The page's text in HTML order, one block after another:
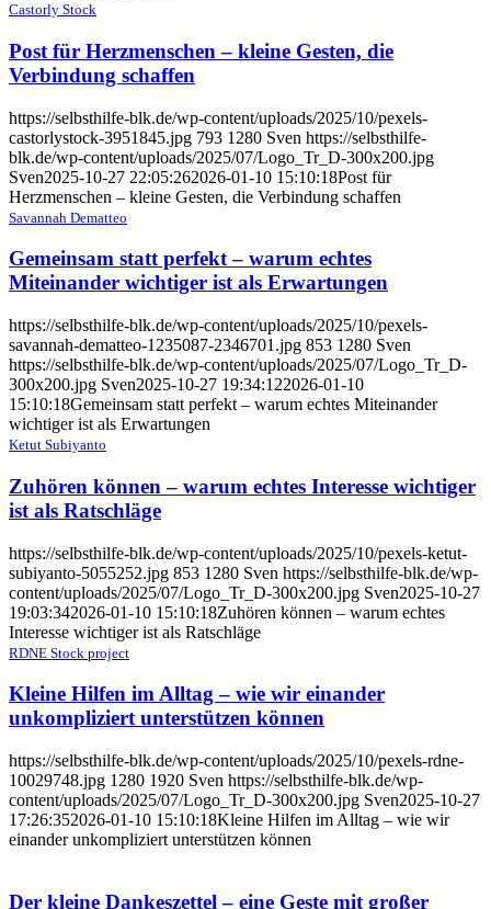
Castorly Stock
Post für Herzmenschen – kleine Gesten, die
Verbindung schaffen
https://selbsthilfe-blk.de/wp-content/uploads/2025/10/pexels-
castorlystock-3951845.jpg 793 1280 Sven https://selbsthilfe-
blk.de/wp-content/uploads/2025/07/Logo_Tr_D-300x200.jpg
Sven2025-10-27 22:05:262026-01-10 15:10:18Post für
Herzmenschen – kleine Gesten, die Verbindung schaffen
Savannah Dematteo
Gemeinsam statt perfekt – warum echtes
Miteinander wichtiger ist als Erwartungen
https://selbsthilfe-blk.de/wp-content/uploads/2025/10/pexels-
savannah-dematteo-1235087-2346701.jpg 853 1280 Sven
https://selbsthilfe-blk.de/wp-content/uploads/2025/07/Logo_Tr_D-
300x200.jpg Sven2025-10-27 19:34:122026-01-10
15:10:18Gemeinsam statt perfekt – warum echtes Miteinander
wichtiger ist als Erwartungen
Ketut Subiyanto
Zuhören können – warum echtes Interesse wichtiger
ist als Ratschläge
https://selbsthilfe-blk.de/wp-content/uploads/2025/10/pexels-ketut-
subiyanto-5055252.jpg 853 1280 Sven https://selbsthilfe-blk.de/wp-
content/uploads/2025/07/Logo_Tr_D-300x200.jpg Sven2025-10-27
19:03:342026-01-10 15:10:18Zuhören können – warum echtes
Interesse wichtiger ist als Ratschläge
RDNE Stock project
Kleine Hilfen im Alltag – wie wir einander
unkompliziert unterstützen können
https://selbsthilfe-blk.de/wp-content/uploads/2025/10/pexels-rdne-
10029748.jpg 1280 1920 Sven https://selbsthilfe-blk.de/wp-
content/uploads/2025/07/Logo_Tr_D-300x200.jpg Sven2025-10-27
17:26:352026-01-10 15:10:18Kleine Hilfen im Alltag – wie wir
einander unkompliziert unterstützen können
Der kleine Dankeszettel – eine Geste mit großer